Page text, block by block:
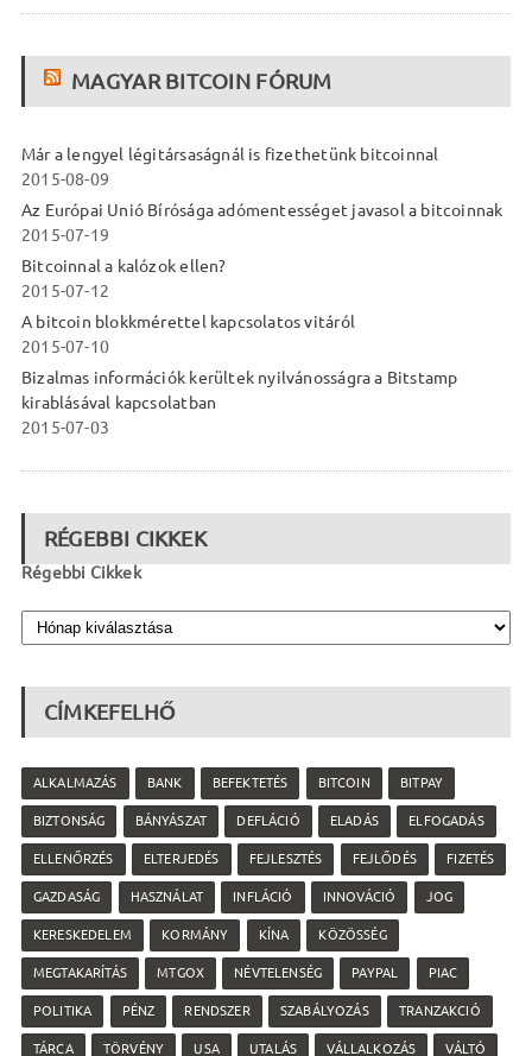
MAGYAR BITCOIN FÓRUM
Már a lengyel légitársaságnál is fizethetünk bitcoinnal
2015-08-09
Az Európai Unió Bírósága adómentességet javasol a bitcoinnak
2015-07-19
Bitcoinnal a kalózok ellen?
2015-07-12
A bitcoin blokkmérettel kapcsolatos vitáról
2015-07-10
Bizalmas információk kerültek nyilvánosságra a Bitstamp
kirablásával kapcsolatban
2015-07-03
RÉGEBBI CIKKEK
Régebbi Cikkek
CÍMKEFELHŐ
ALKALMAZÁS BANK BEFEKTETÉS BITCOIN BITPAY
BIZTONSÁG BÁNYÁSZAT DEFLÁCIÓ ELADÁS ELFOGADÁS
ELLENŐRZÉS ELTERJEDÉS FEJLESZTÉS FEJLŐDÉS FIZETÉS
GAZDASÁG HASZNÁLAT INFLÁCIÓ INNOVÁCIÓ JOG
KERESKEDELEM KORMÁNY KÍNA KÖZÖSSÉG
MEGTAKARÍTÁS MTGOX NÉVTELENSÉG PAYPAL PIAC
POLITIKA PÉNZ RENDSZER SZABÁLYOZÁS TRANZAKCIÓ
TÁRCA TÖRVÉNY USA UTALÁS VÁLLALKOZÁS VÁLTÓ